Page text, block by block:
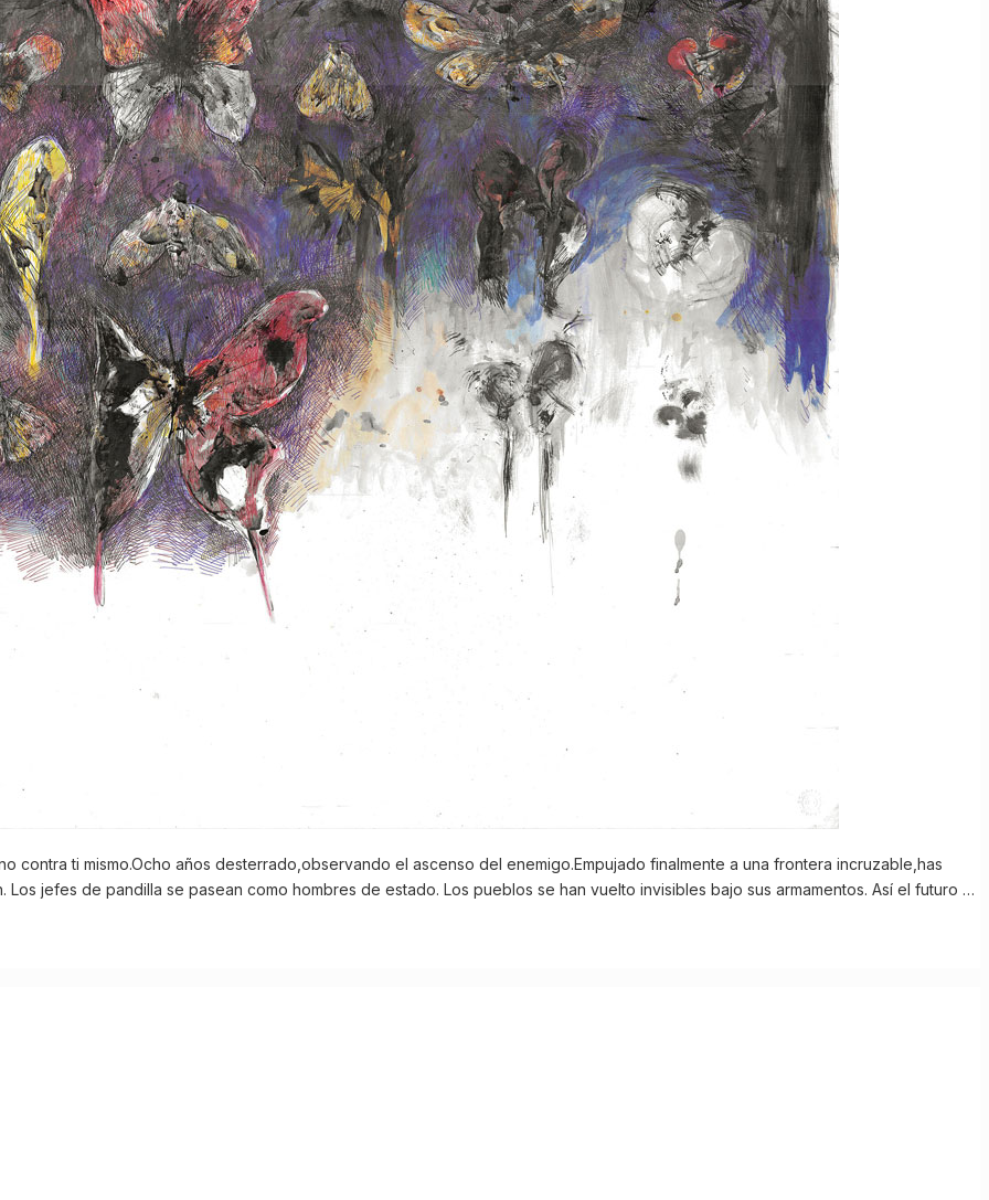
contra ti mismo.Ocho años desterrado,observando el ascenso del enemigo.Empujado finalmente a una frontera incruzable,has
jefes de pandilla se pasean como hombres de estado. Los pueblos se han vuelto invisibles bajo sus armamentos. Así el futuro …